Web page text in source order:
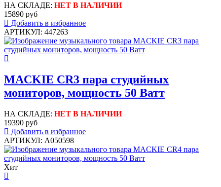
НА СКЛАДЕ: НЕТ В НАЛИЧИИ
15890 руб
Добавить в избранное
АРТИКУЛ: 447263
MACKIE CR3 пара студийных
мониторов, мощность 50 Ватт
НА СКЛАДЕ: НЕТ В НАЛИЧИИ
19390 руб
Добавить в избранное
АРТИКУЛ: A050598
Хит